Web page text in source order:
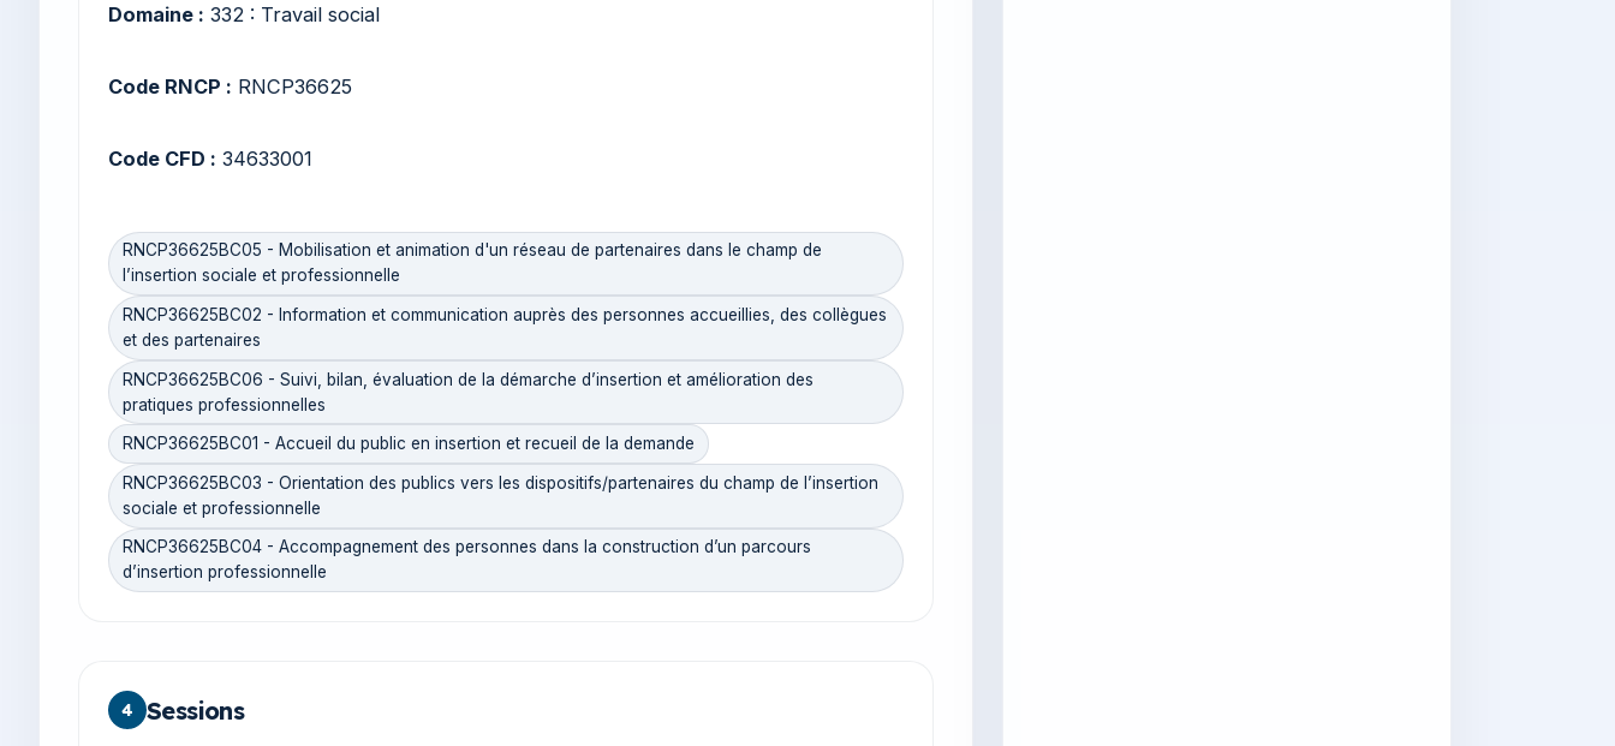
Domaine : 332 : Travail social
Code RNCP : RNCP36625
Code CFD : 34633001
RNCP36625BC05 - Mobilisation et animation d'un réseau de partenaires dans le champ de
l’insertion sociale et professionnelle
RNCP36625BC02 - Information et communication auprès des personnes accueillies, des collègues
et des partenaires
RNCP36625BC06 - Suivi, bilan, évaluation de la démarche d’insertion et amélioration des
pratiques professionnelles
RNCP36625BC01 - Accueil du public en insertion et recueil de la demande
RNCP36625BC03 - Orientation des publics vers les dispositifs/partenaires du champ de l’insertion
sociale et professionnelle
RNCP36625BC04 - Accompagnement des personnes dans la construction d’un parcours
d’insertion professionnelle
4 Sessions